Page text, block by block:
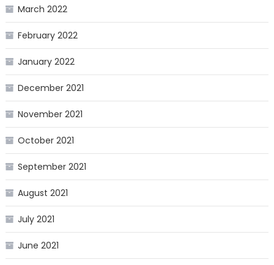
March 2022
February 2022
January 2022
December 2021
November 2021
October 2021
September 2021
August 2021
July 2021
June 2021